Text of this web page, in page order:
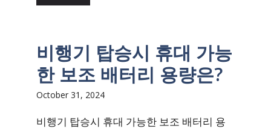
비행기 탑승시 휴대 가능
한 보조 배터리 용량은?
October 31, 2024
비행기 탑승시 휴대 가능한 보조 배터리 용